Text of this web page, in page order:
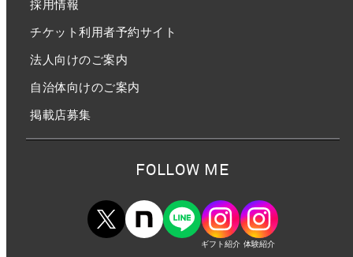
採用情報
チケット利用者予約サイト
法人向けのご案内
自治体向けのご案内
掲載店募集
FOLLOW ME
ギフト紹介 体験紹介